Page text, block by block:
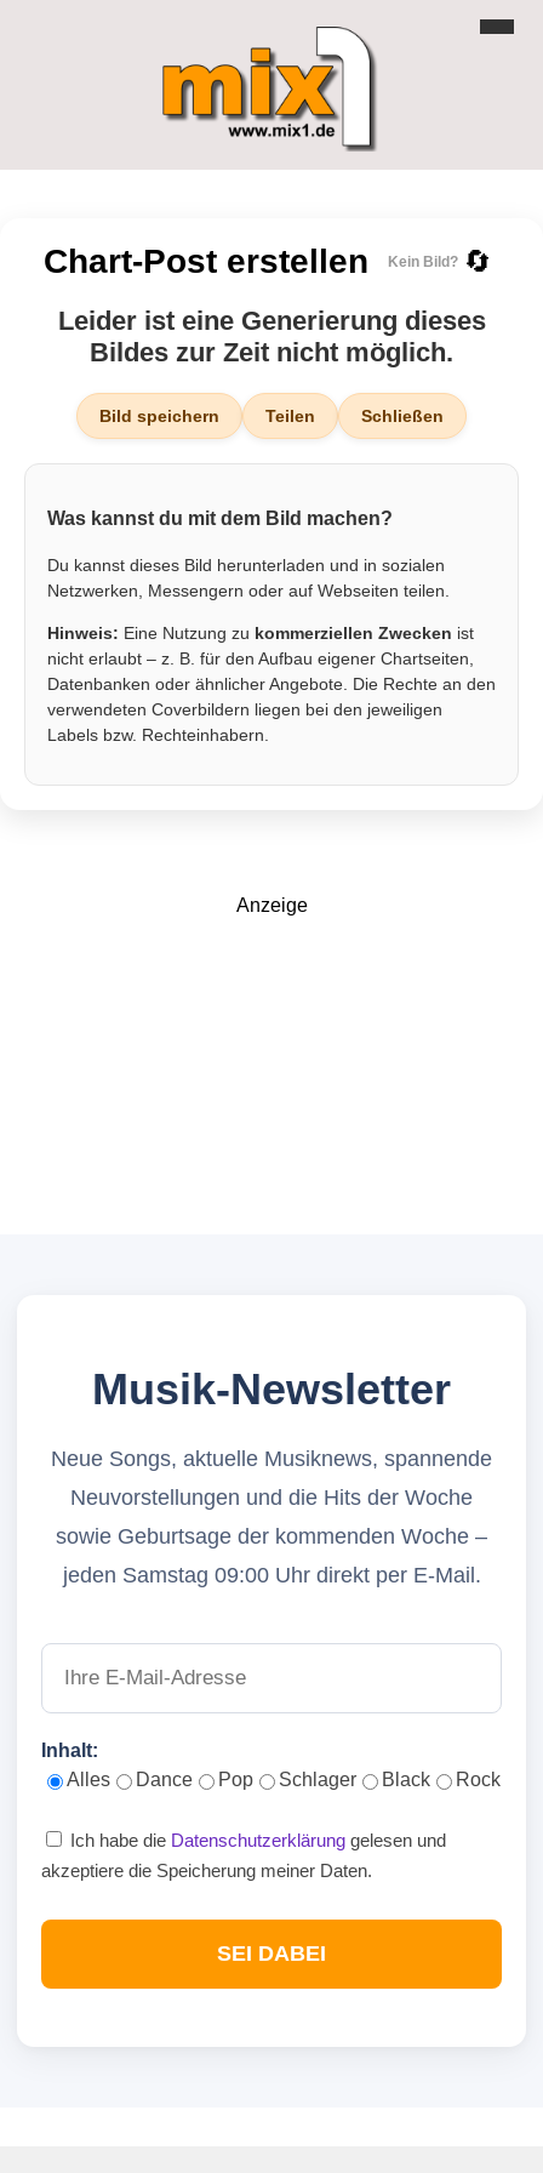
Chart-Post erstellen Kein Bild? 🔄
Leider ist eine Generierung dieses
Bildes zur Zeit nicht möglich.
Bild speichern Teilen Schließen
Was kannst du mit dem Bild machen?
Du kannst dieses Bild herunterladen und in sozialen
Netzwerken, Messengern oder auf Webseiten teilen.
Hinweis: Eine Nutzung zu kommerziellen Zwecken ist
nicht erlaubt – z. B. für den Aufbau eigener Chartseiten,
Datenbanken oder ähnlicher Angebote. Die Rechte an den
verwendeten Coverbildern liegen bei den jeweiligen
Labels bzw. Rechteinhabern.
Anzeige
Musik-Newsletter
Neue Songs, aktuelle Musiknews, spannende
Neuvorstellungen und die Hits der Woche
sowie Geburtsage der kommenden Woche –
jeden Samstag 09:00 Uhr direkt per E-Mail.
Inhalt:
Alles
Dance Pop Schlager Black Rock
Ich habe die Datenschutzerklärung gelesen und
akzeptiere die Speicherung meiner Daten.
SEI DABEI